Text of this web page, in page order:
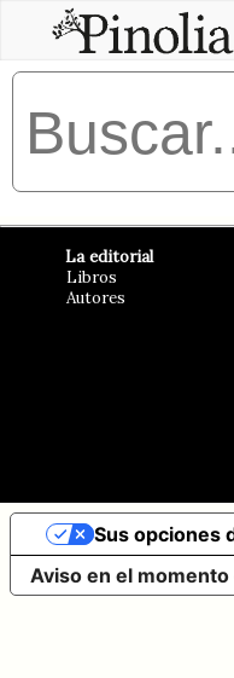
La editorial
Libros
Autores
Aviso en el
Sus opciones